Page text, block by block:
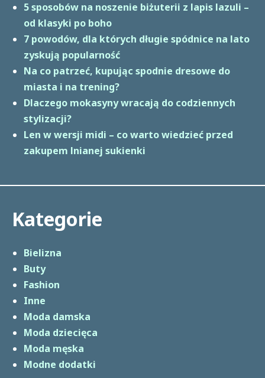
5 sposobów na noszenie biżuterii z lapis lazuli –
od klasyki po boho
7 powodów, dla których długie spódnice na lato
zyskują popularność
Na co patrzeć, kupując spodnie dresowe do
miasta i na trening?
Dlaczego mokasyny wracają do codziennych
stylizacji?
Len w wersji midi – co warto wiedzieć przed
zakupem lnianej sukienki
Kategorie
Bielizna
Buty
Fashion
Inne
Moda damska
Moda dziecięca
Moda męska
Modne dodatki